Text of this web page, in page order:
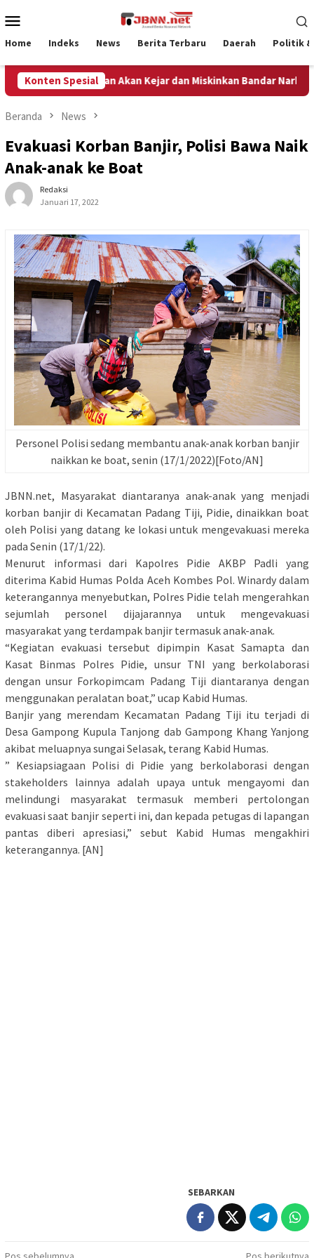
ke
Mobile
Home Indeks News Berita Terbaru Daerah Politik &
Konten Spesial
Aceh Tegaskan Akan Kejar dan Miskinkan Bandar Narkotika
Beranda News
Evakuasi Korban Banjir, Polisi Bawa Naik
Anak-anak ke Boat
Redaksi
Januari 17, 2022
Personel Polisi sedang membantu anak-anak korban banjir
naikkan ke boat, senin (17/1/2022)[Foto/AN]
JBNN.net, Masyarakat diantaranya anak-anak yang menjadi
korban banjir di Kecamatan Padang Tiji, Pidie, dinaikkan boat
oleh Polisi yang datang ke lokasi untuk mengevakuasi mereka
pada Senin (17/1/22).
Menurut informasi dari Kapolres Pidie AKBP Padli yang
diterima Kabid Humas Polda Aceh Kombes Pol. Winardy dalam
keterangannya menyebutkan, Polres Pidie telah mengerahkan
sejumlah personel dijajarannya untuk mengevakuasi
masyarakat yang terdampak banjir termasuk anak-anak.
“Kegiatan evakuasi tersebut dipimpin Kasat Samapta dan
Kasat Binmas Polres Pidie, unsur TNI yang berkolaborasi
dengan unsur Forkopimcam Padang Tiji diantaranya dengan
menggunakan peralatan boat,” ucap Kabid Humas.
Banjir yang merendam Kecamatan Padang Tiji itu terjadi di
Desa Gampong Kupula Tanjong dab Gampong Khang Yanjong
akibat meluapnya sungai Selasak, terang Kabid Humas.
” Kesiapsiagaan Polisi di Pidie yang berkolaborasi dengan
stakeholders lainnya adalah upaya untuk mengayomi dan
melindungi masyarakat termasuk memberi pertolongan
evakuasi saat banjir seperti ini, dan kepada petugas di lapangan
pantas diberi apresiasi,” sebut Kabid Humas mengakhiri
keterangannya. [AN]
SEBARKAN